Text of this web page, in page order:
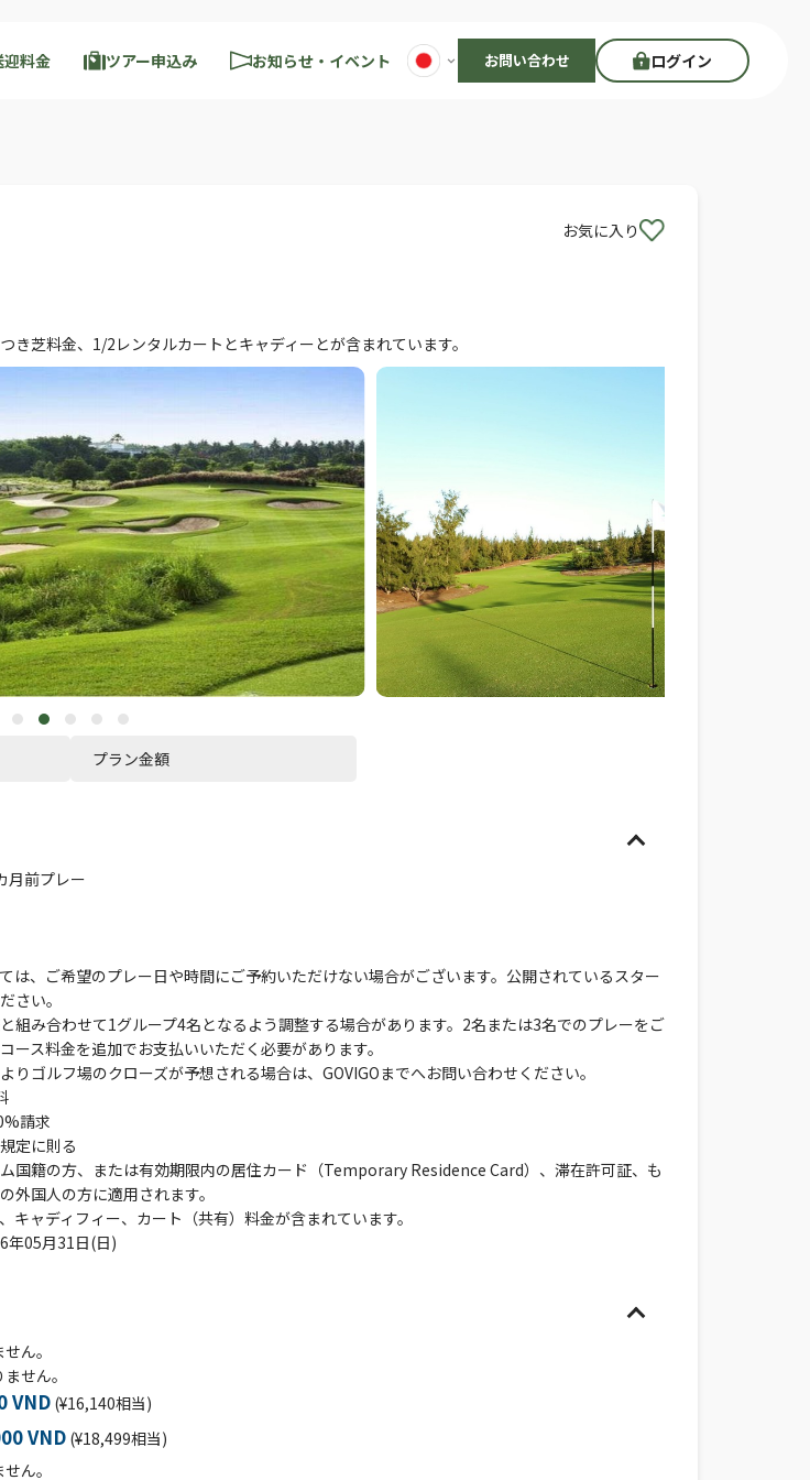
迎料金 ツアー申込み お知らせ・イベント お問い合わせ ログイン
お気に入り
芝料金、1/2レンタルカートとキャディーとが含まれています。
プラン金額
月前プレー
は、ご希望のプレー日や時間にご予約いただけない場合がございます。公開されているスター
さい。
組み合わせて1グループ4名となるよう調整する場合があります。2名または3名でのプレーをご
ース料金を追加でお支払いいただく必要があります。
ゴルフ場のクローズが予想される場合は、GOVIGOまでへお問い合わせください。
請求
定に則る
国籍の方、または有効期限内の居住カード（Temporary Residence Card）、滞在許可証、も
外国人の方に適用されます。
キャディフィー、カート（共有）料金が含まれています。
年05月31日(日)
ん。
せん。
VND (¥16,140相当)
VND (¥18,499相当)
ん。